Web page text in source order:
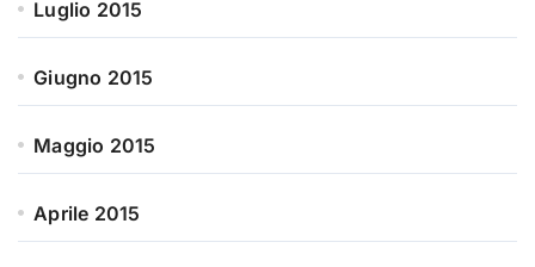
Luglio 2015
Giugno 2015
Maggio 2015
Aprile 2015